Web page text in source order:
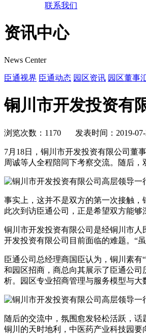
联系我们
资讯中心
News Center
臣通视界 臣通动态 园区资讯 园区董事
铜川市开发投资有
浏览次数：1170 发表时间：2019-07-
7月18日，铜川市开发投资有限公司董
周诚等人全程陪同下考察交流。随后，
事实上，这并不是双方的第一次接触
此次到访臣通公司，正是希望双方能够
铜川市开发投资有限公司是经铜川市
开发投资有限公司目前面临的难题。“
臣通公司总经理商国臣认为，铜川素
和园区招商，商总向其展示了臣通公司
析。园区专业招商管理与服务模型与大
随后的交流中，氛围愈发轻松活跃，
铜川的天时地利，中医药产业科技园要